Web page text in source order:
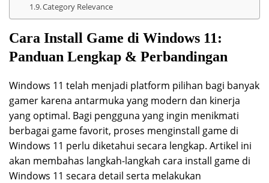
Category Relevance
Cara Install Game di Windows 11:
Panduan Lengkap & Perbandingan
Windows 11 telah menjadi platform pilihan bagi banyak
gamer karena antarmuka yang modern dan kinerja
yang optimal. Bagi pengguna yang ingin menikmati
berbagai game favorit, proses menginstall game di
Windows 11 perlu diketahui secara lengkap. Artikel ini
akan membahas langkah-langkah cara install game di
Windows 11 secara detail serta melakukan